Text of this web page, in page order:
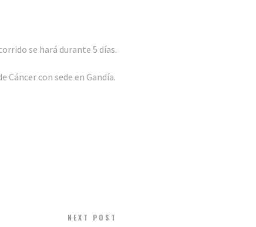
se hará durante 5 días.
con sede en Gandía.
NEXT POST